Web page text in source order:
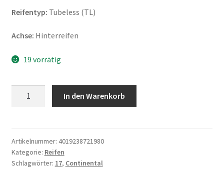
Reifentyp: Tubeless (TL)
Achse: Hinterreifen
19 vorrätig
160/60
ZR
17
In den Warenkorb
Artikelnummer: 4019238721980
Kategorie: Reifen
Schlagwörter: 17, Continental